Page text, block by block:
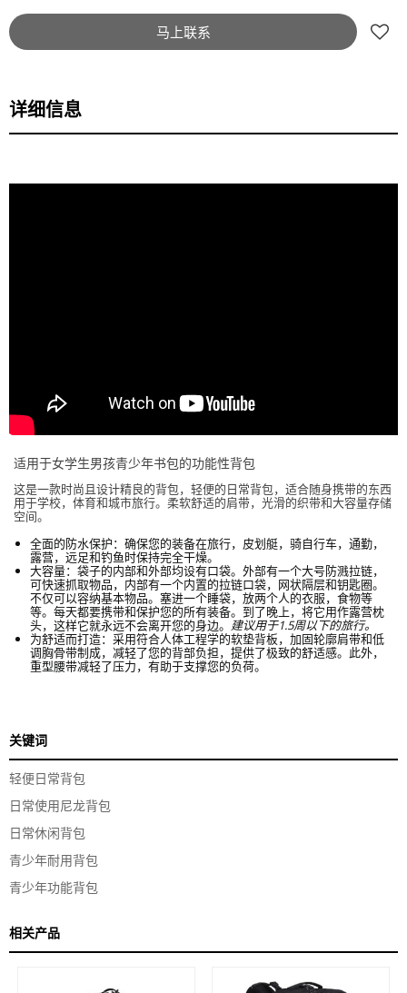
马上联系
详细信息
适用于女学生男孩青少年书包的功能性背包
这是一款时尚且设计精良的背包，轻便的日常背包，适合随身携带的东西
用于学校，体育和城市旅行。柔软舒适的肩带，光滑的织带和大容量存储
空间。
全面的防水保护：确保您的装备在旅行，皮划艇，骑自行车，通勤，
露营，远足和钓鱼时保持完全干燥。
大容量：袋子的内部和外部均设有口袋。外部有一个大号防溅拉链，
可快速抓取物品，内部有一个内置的拉链口袋，网状隔层和钥匙圈。
不仅可以容纳基本物品。塞进一个睡袋，放两个人的衣服，食物等
等。每天都要携带和保护您的所有装备。到了晚上，将它用作露营枕
头，这样它就永远不会离开您的身边。 建议用于1.5周以下的旅行。
为舒适而打造：采用符合人体工程学的软垫背板，加固轮廓肩带和低
调胸骨带制成，减轻了您的背部负担，提供了极致的舒适感。此外，
重型腰带减轻了压力，有助于支撑您的负荷。
关键词
轻便日常背包
日常使用尼龙背包
日常休闲背包
青少年耐用背包
青少年功能背包
相关产品